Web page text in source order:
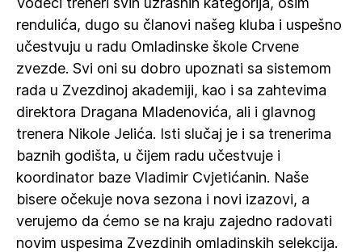
rendulića, dugo su članovi našeg kluba i uspešno
učestvuju u radu Omladinske škole Crvene
zvezde. Svi oni su dobro upoznati sa sistemom
rada u Zvezdinoj akademiji, kao i sa zahtevima
direktora Dragana Mladenovića, ali i glavnog
trenera Nikole Jelića. Isti slučaj je i sa trenerima
baznih godišta, u čijem radu učestvuje i
koordinator baze Vladimir Cvjetićanin. Naše
bisere očekuje nova sezona i novi izazovi, a
verujemo da ćemo se na kraju zajedno radovati
novim uspesima Zvezdinih omladinskih selekcija.